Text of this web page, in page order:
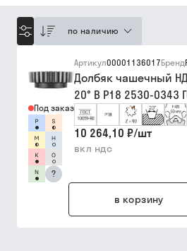
по наличию
Под заказ
?
Артикул00001136017Бренд
Долбяк чашечный
20° В Р18 2530-0343
10 264,10 ₽/шт
вкл ндс
в корзину